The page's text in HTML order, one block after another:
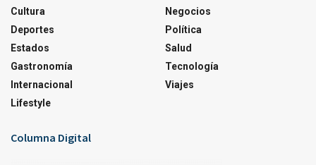
Cultura
Deportes
Estados
Gastronomía
Internacional
Lifestyle
Negocios
Política
Salud
Tecnología
Viajes
Columna Digital